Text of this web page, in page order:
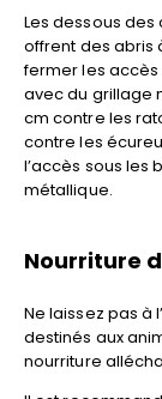
Les dessous
offrent des abris
fermer les
avec du grillage
cm contre les
contre les
l’accès sous les
métallique.
Nourriture
Ne laissez pas à
destinés aux
nourriture